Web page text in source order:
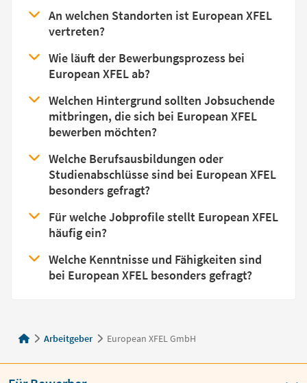
An welchen Standorten ist European XFEL
vertreten?
Wie läuft der Bewerbungsprozess bei
European XFEL ab?
Welchen Hintergrund sollten Jobsuchende
mitbringen, die sich bei European XFEL
bewerben möchten?
Welche Berufsausbildungen oder
Studienabschlüsse sind bei European XFEL
besonders gefragt?
Für welche Jobprofile stellt European XFEL
häufig ein?
Welche Kenntnisse und Fähigkeiten sind
bei European XFEL besonders gefragt?
Arbeitgeber European XFEL GmbH